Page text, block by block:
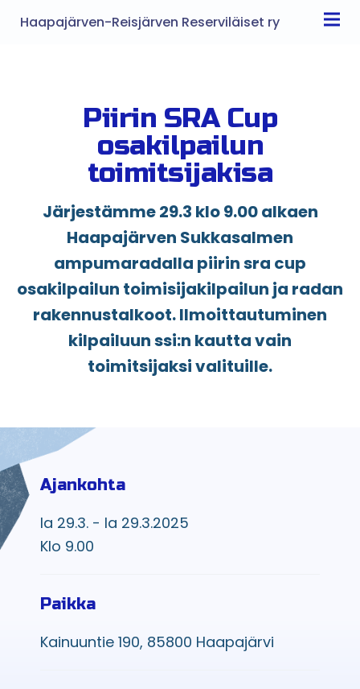
Haapajärven-Reisjärven Reserviläiset ry
Piirin SRA Cup
osakilpailun
toimitsijakisa
Järjestämme 29.3 klo 9.00 alkaen
Haapajärven Sukkasalmen
ampumaradalla piirin sra cup
osakilpailun toimisijakilpailun ja radan
rakennustalkoot. Ilmoittautuminen
kilpailuun ssi:n kautta vain
toimitsijaksi valituille.
Ajankohta
la 29.3. - la 29.3.2025
Klo 9.00
Paikka
Kainuuntie 190, 85800 Haapajärvi